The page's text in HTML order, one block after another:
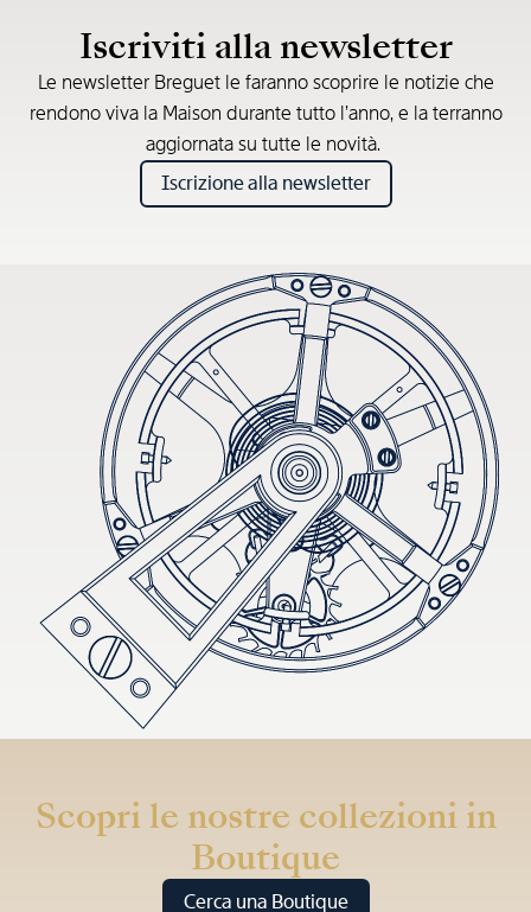
Iscriviti alla newsletter
Le newsletter Breguet le faranno scoprire le notizie che
rendono viva la Maison durante tutto l’anno, e la terranno
aggiornata su tutte le novità.
Iscrizione alla newsletter
Scopri le nostre collezioni in
Boutique
Cerca una Boutique